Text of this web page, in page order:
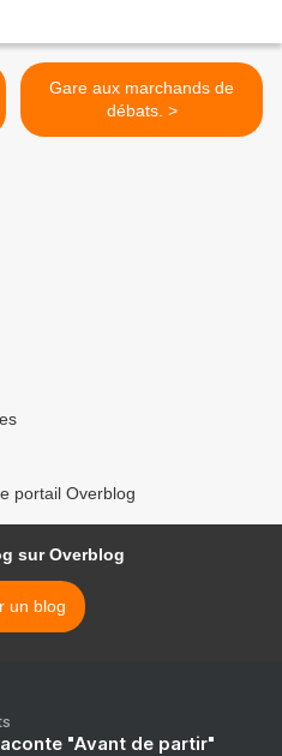
Gare aux marchands de
débats. >
portail Overblog
sur Overblog
un blog
"Avant de partir"